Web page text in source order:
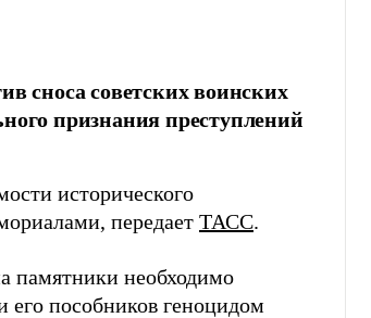
сноса советских воинских
признания преступлений
исторического
передает ТАСС.
памятники необходимо
его пособников геноцидом